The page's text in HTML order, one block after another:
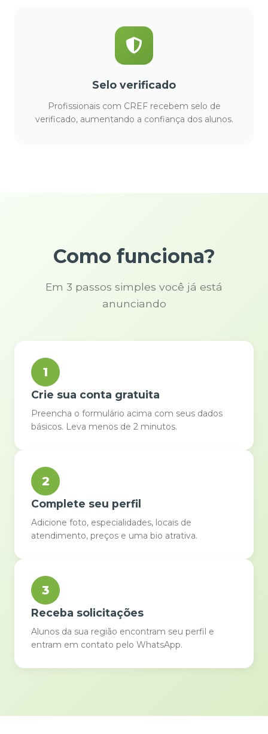
Selo verificado
Profissionais com CREF recebem selo de
verificado, aumentando a confiança dos alunos.
Como funciona?
Em 3 passos simples você já está
anunciando
1
Crie sua conta gratuita
Preencha o formulário acima com seus dados
básicos. Leva menos de 2 minutos.
2
Complete seu perfil
Adicione foto, especialidades, locais de
atendimento, preços e uma bio atrativa.
3
Receba solicitações
Alunos da sua região encontram seu perfil e
entram em contato pelo WhatsApp.